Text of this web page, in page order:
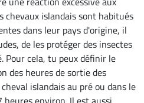
chevaux islandais sont habitués
dans leur pays d'origine, il
de les protéger des insectes
Pour cela, tu peux définir le
des heures de sortie des
islandais au pré ou dans le